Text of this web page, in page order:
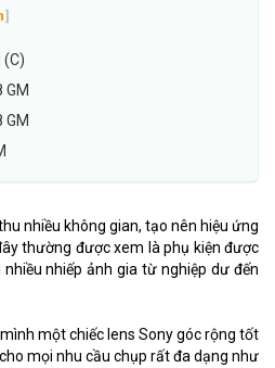
]
(C)
nhiều không gian, tạo nên hiệu ứng
thường được xem là phụ kiện được
nhiếp ảnh gia từ nghiệp dư đến
một chiếc lens Sony góc rộng tốt
mọi nhu cầu chụp rất đa dạng như